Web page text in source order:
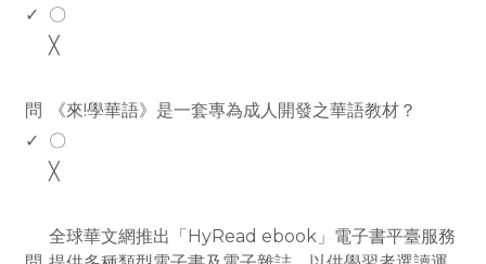
✓
〇
╳
問
《來!學華語》是一套專為成人開發之華語教材？
✓
〇
╳
全球華文網推出「HyRead ebook」電子書平臺服務